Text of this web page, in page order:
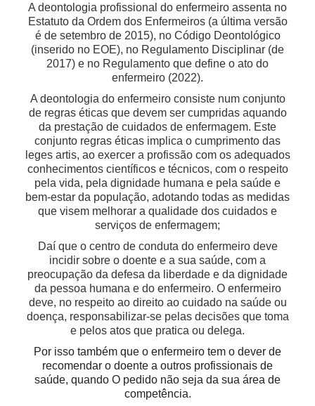
A deontologia profissional do enfermeiro assenta no
Estatuto da Ordem dos Enfermeiros (a última versão
é de setembro de 2015), no Código Deontológico
(inserido no EOE), no Regulamento Disciplinar (de
2017) e no Regulamento que define o ato do
enfermeiro (2022).
A deontologia do enfermeiro consiste num conjunto
de regras éticas que devem ser cumpridas aquando
da prestação de cuidados de enfermagem. Este
conjunto regras éticas implica o cumprimento das
leges artis, ao exercer a profissão com os adequados
conhecimentos científicos e técnicos, com o respeito
pela vida, pela dignidade humana e pela saúde e
bem-estar da população, adotando todas as medidas
que visem melhorar a qualidade dos cuidados e
serviços de enfermagem;
Daí que o centro de conduta do enfermeiro deve
incidir sobre o doente e a sua saúde, com a
preocupação da defesa da liberdade e da dignidade
da pessoa humana e do enfermeiro. O enfermeiro
deve, no respeito ao direito ao cuidado na saúde ou
doença, responsabilizar-se pelas decisões que toma
e pelos atos que pratica ou delega.
Por isso também que o enfermeiro tem o dever de
recomendar o doente a outros profissionais de
saúde, quando O pedido não seja da sua área de
competência.